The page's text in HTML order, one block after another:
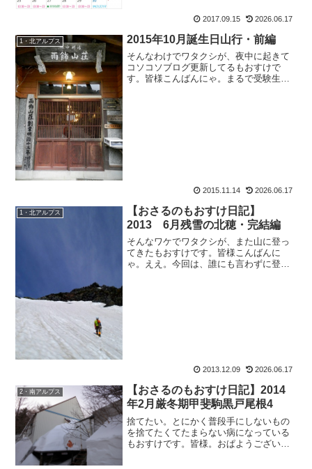
以内には開通させる予定です(OCNさん頑
張っておくれよ)。とりあえず遅くなりま
したが、9月のセ...
2017.09.15 2026.06.17
1・北アルプス 2015年10月誕生日山行・前編
そんなわけでワタクシが、夜中に起きて
コソコソブログ更新してるもおすけで
す。皆様こんばんにゃ。まるで受験生。
2015.11.14 2026.06.17
1・北アルプス
【おさるのもおすけ日記】
2013 6月残雪の北穂・完結編
そんなワケでワタクシが、また山に登っ
てきたもおすけです。皆様こんばんに
ゃ。ええ。今回は、誰にも言わずに登っ
2013.12.09 2026.06.17
2・南アルプス
【おさるのもおすけ日記】2014
年2月厳冬期甲斐駒黒戸尾根4
捨てたい。とにかく普段手にしないもの
を捨てたくてたまらない病になっている
もおすけです。皆様。おぱようございま